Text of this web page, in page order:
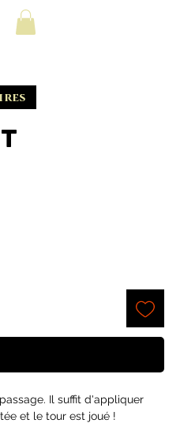
Il suffit d'appliquer
et le tour est joué !